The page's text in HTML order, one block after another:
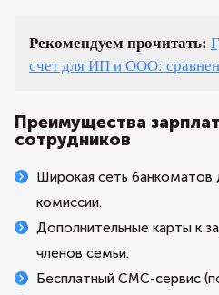
Рекомендуем прочитать:
счет для ИП и ООО:
Преимущества
сотрудников
Широкая сеть банкоматов
комиссии.
Дополнительные карты к
членов семьи.
Бесплатный СМС-сервис